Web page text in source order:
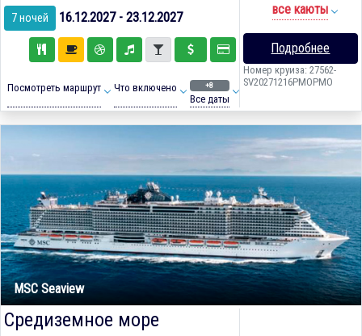
7 ночей 16.12.2027 - 23.12.2027
Посмотреть маршрут Что включено +8
Все даты
все каюты
Подробнее
Номер круиза: 27562-
SV20271216PMOPMO
MSC Seaview
Средиземное море